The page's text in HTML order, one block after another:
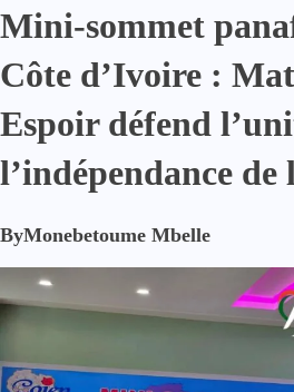
Mini-sommet
Côte d’Ivoire :
Espoir défend
l’indépendance
ByMonebetoume Mbelle